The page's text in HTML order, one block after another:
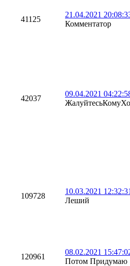
41125
21.04.2021
Комментатор
42037
09.04.2021
109728
10.03.2021
Леший
120961
08.02.2021
Потом Придумаю